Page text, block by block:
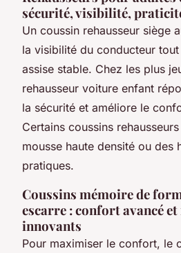
sécurité, visibilité,
Un coussin rehausseur siège
la visibilité du conducteur
assise stable. Chez les plus
rehausseur voiture enfant
la sécurité et améliore le
Certains coussins
mousse haute densité ou des
pratiques.
Coussins mémoire de
escarre : confort avancé
innovants
Pour maximiser le confort, le